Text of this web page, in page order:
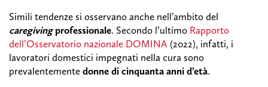
Simili tendenze si osservano anche nell’ambito del
caregivingprofessionale. Secondo l’ultimo Rapporto
dell’Osservatorio nazionale DOMINA (2022), infatti, i
lavoratori domestici impegnati nella cura sono
prevalentemente donne di cinquanta anni d’età.